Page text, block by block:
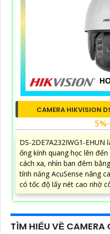
CAMERA HIKVISION
DS-2DE7A232IWG1-
ống kính quang học lên
cách xa, nhìn ban đêm
tính năng AcuSense nâng
có tốc độ lấy nét cao nhờ
TÌM HIỂU VỀ CAMERA